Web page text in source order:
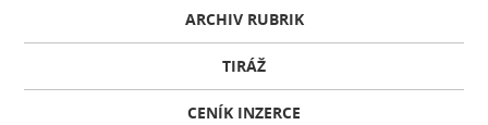
ARCHIV RUBRIK
TIRÁŽ
CENÍK INZERCE